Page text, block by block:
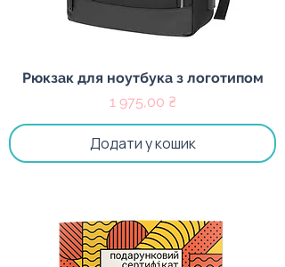
Рюкзак для ноутбука з логотипом
Ціна
1 975,00 ₴
Додати у кошик